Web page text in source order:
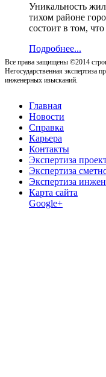
Уникальность
тихом районе
состоит в том,
Подробнее...
Все права защищены ©2014
Негосударственная экспертиза
инженерных изысканий.
Главная
Новости
Справка
Карьера
Контакты
Экспертиза
Экспертиза
Экспертиза
Карта сайта
Google+